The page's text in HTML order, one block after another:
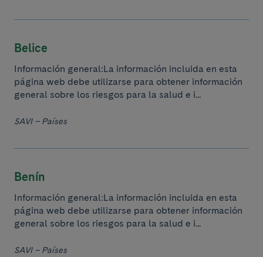
Belice
Información general:La información incluida en esta
página web debe utilizarse para obtener información
general sobre los riesgos para la salud e i...
SAVI – Países
Benín
Información general:La información incluida en esta
página web debe utilizarse para obtener información
general sobre los riesgos para la salud e i...
SAVI – Países